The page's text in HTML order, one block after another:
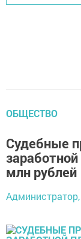
ОБЩЕСТВО
Судебные
млн рублей
Администратор,